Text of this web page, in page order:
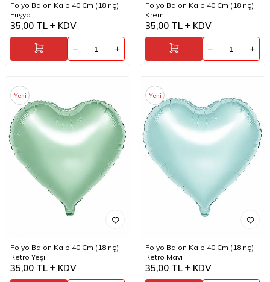
Folyo Balon Kalp 40 Cm (18inç)
Fuşya
35,00 TL KDV
Folyo Balon Kalp 40 Cm (18inç)
Krem
35,00 TL KDV
Yeni
Folyo Balon Kalp 40 Cm (18inç)
Retro Yeşil
35,00 TL KDV
Yeni
Folyo Balon Kalp 40 Cm (18inç)
Retro Mavi
35,00 TL KDV